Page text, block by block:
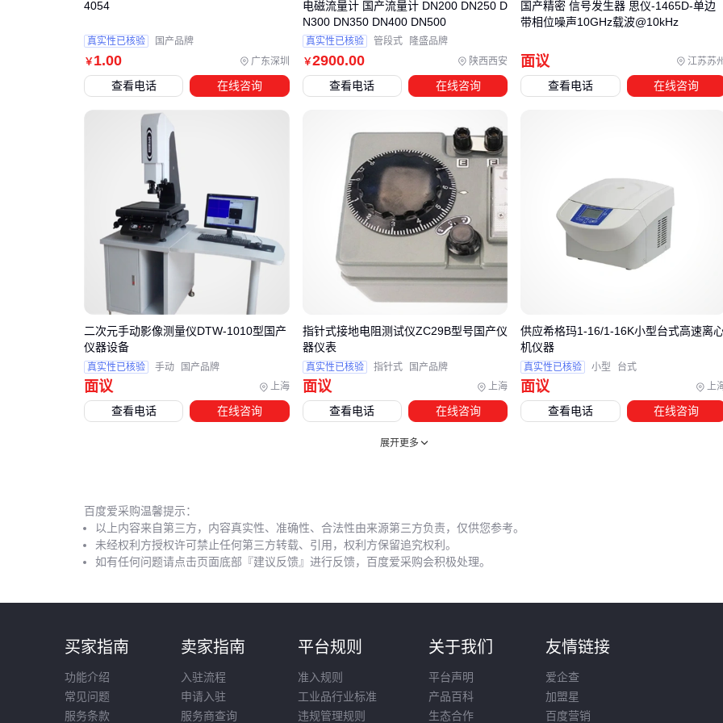
事大吉’的误区。实际上，测试环境的完整搭建和配套设备的合
理配置，直接影响最终检测数据的准确性和稳定性。
最典型的隐性成本来自隔音环境——普通诊室的环境噪音往往
超出听力计工作标准，需要配置专用听力计测试室
或至少铺
设隔音室吸音棉
。而校准器的定期维护更是行业规范强制要
求，缺少专业校准会导致设备逐渐偏离标准值。
关键配套可分为三类：
环境类：测试室/隔音改造、防静电设备
耗材类：测听记录纸 诊断型听力计耳机
替换装
维护类：探头清洁刷、校准器具
其中气导骨导耳机 等易损件的更换频率往往被低估，而
建议在采购预算中预留15%-20%用于配套建设。特别是基层机
构采购时，与其追求主机的高配参数，不如确保基础配套的完
整性——一台参数中等但校准精准、环境达标的设备，其实际
表现往往优于高配机型在简陋环境下的工作状态。
行业经验表明，设备投入使用后的第三年起，不同品牌间的性
能差异会因维护水平逐渐拉大。优质供应商通常提供：年度校
低突发停机的风险。
医用消毒喷雾需选择无腐蚀性配方
耳垫等橡胶部件每半年检查老化情况
￥1.00 广东深圳
4054
真实性已核验 国产品牌
查看电话 在线咨询
￥2900.00 陕西西安
电磁流量计 国产流量计 DN200 DN250 D
N300 DN350 DN400 DN500
真实性已核验 管段式 隆盛品牌
查看电话 在线咨询
面议 江苏苏
国产精密 信号发生器 思仪-1465D-单边
带相位噪声10GHz载波@10kHz
查看电话 在线咨询
面议 上海
二次元手动影像测量仪DTW-1010型国产
仪器设备
真实性已核验 手动 国产品牌
查看电话 在线咨询
面议 上海
指针式接地电阻测试仪ZC29B型号国产仪
器仪表
真实性已核验 指针式 国产品牌
查看电话 在线咨询
面议 上
供应希格玛1-16/1-16K小型台式高速离
机仪器
真实性已核验 小型 台式
查看电话 在线咨询
展开更多
百度爱采购温馨提示：
以上内容来自第三方，内容真实性、准确性、合法性由来源第三方负责，仅供您参考。
未经权利方授权许可禁止任何第三方转载、引用，权利方保留追究权利。
如有任何问题请点击页面底部『建议反馈』进行反馈，百度爱采购会积极处理。
买家指南
功能介绍
常见问题
服务条款
卖家指南
入驻流程
申请入驻
服务商查询
平台规则
准入规则
工业品行业标准
违规管理规则
关于我们
平台声明
产品百科
生态合作
友情链接
爱企查
加盟星
百度营销